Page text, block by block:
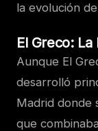
la evolución
El Greco:
Aunque El
desarrolló
Madrid donde
que